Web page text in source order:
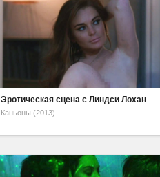
Эротическая сцена с Линдси Лохан
Каньоны (2013)